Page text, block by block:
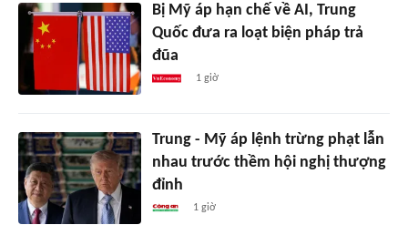
Bị Mỹ áp hạn chế về AI, Trung
Quốc đưa ra loạt biện pháp trả
đũa
1 giờ
Trung - Mỹ áp lệnh trừng phạt lẫn
nhau trước thềm hội nghị thượng
đỉnh
1 giờ